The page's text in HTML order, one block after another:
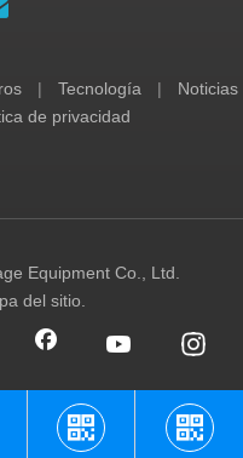
| Tecnología |
Noticias
de privacidad
Equipment Co., Ltd.
del sitio